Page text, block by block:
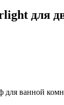
для
для ванной